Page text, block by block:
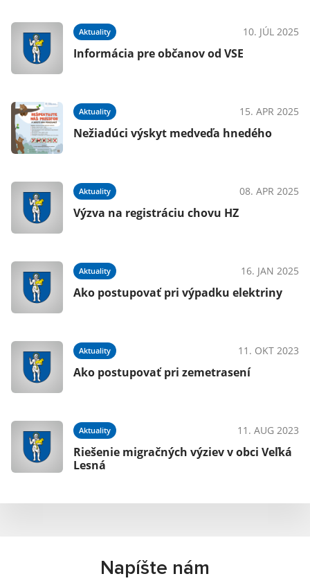
Aktuality 10. JÚL 2025
Informácia pre občanov od VSE
Aktuality 15. APR 2025
Nežiadúci výskyt medveďa hnedého
Aktuality 08. APR 2025
Výzva na registráciu chovu HZ
Aktuality 16. JAN 2025
Ako postupovať pri výpadku elektriny
Aktuality 11. OKT 2023
Ako postupovať pri zemetrasení
Aktuality 11. AUG 2023
Riešenie migračných výziev v obci Veľká
Lesná
Napíšte nám